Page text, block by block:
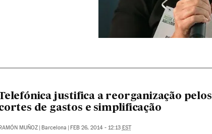
justifica a reorganização pelos
de gastos e simplificação
MUÑOZ | Barcelona | FEB 26, 2014 - 12:13 EST